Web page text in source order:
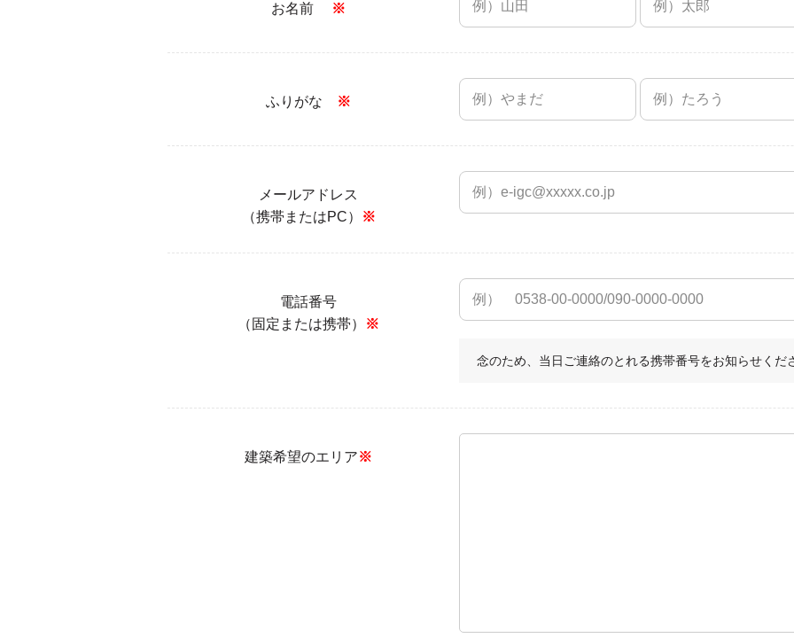
お名前 ※
ふりがな ※
メールアドレス
（携帯またはPC）
※
電話番号
（固定または携帯）
※
念のため、当日ご連絡のとれる携帯番号をお知らせくだ
建築希望のエリア※